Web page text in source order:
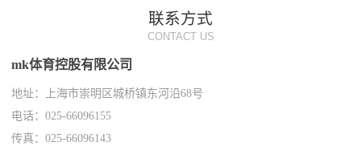
联系方式
CONTACT US
mk体育控股有限公司
地址：上海市崇明区城桥镇东河沿68号
电话：025-66096155
传真：025-66096143